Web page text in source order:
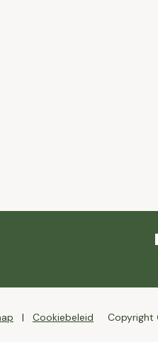
Cookiebeleid Copyright